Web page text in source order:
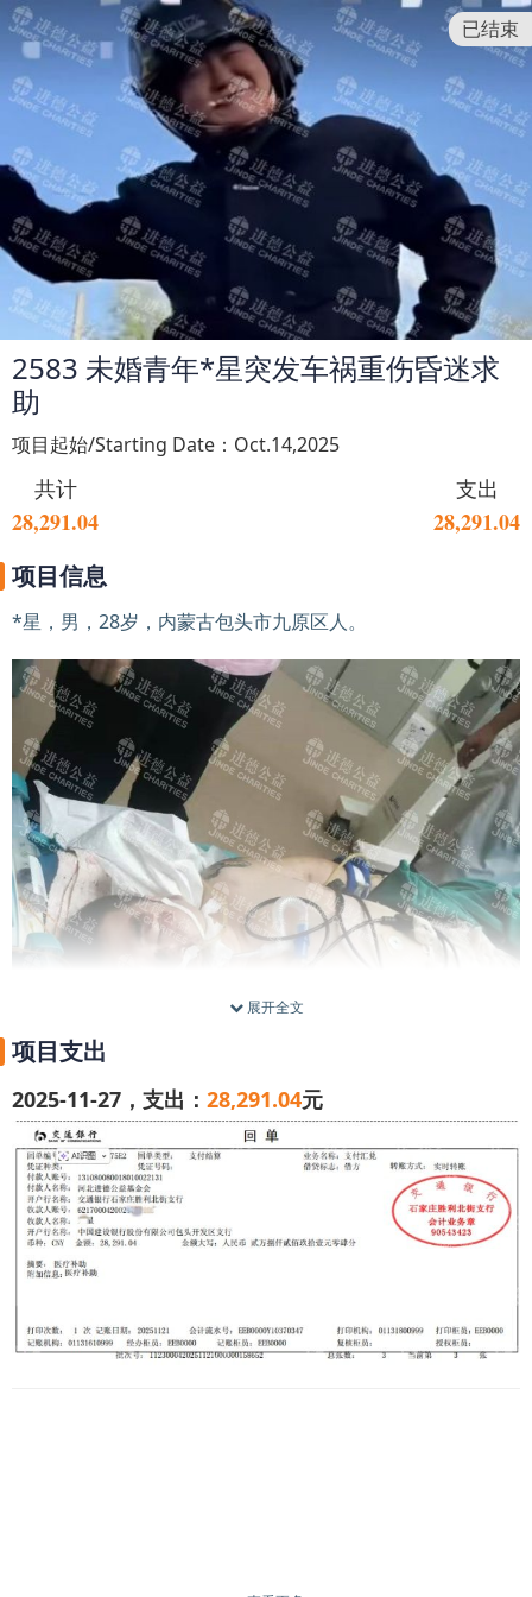
已结束
2583 未婚青年*星突发车祸重伤昏迷求
助
项目起始/Starting Date：Oct.14,2025
共计
28,291.04
支出
28,291.04
项目信息
*星，男，28岁，内蒙古包头市九原区人。
展开全文
项目支出
2025-11-27，支出： 28,291.04元